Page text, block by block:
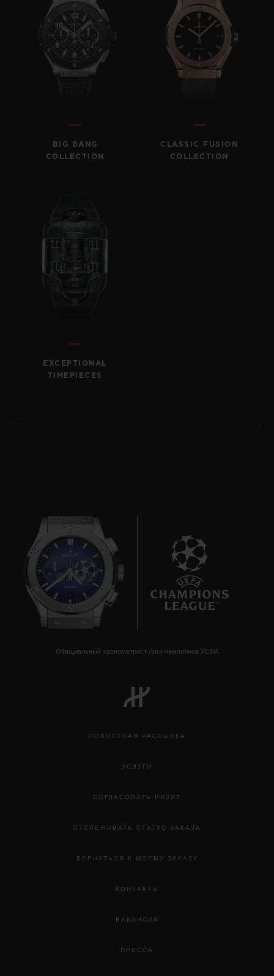
BIG BANG
COLLECTION
CLASSIC FUSION
COLLECTION
EXCEPTIONAL
TIMEPIECES
Официальный хронометрист Лиги чемпионов УЕФА
НОВОСТНАЯ РАССЫЛКА
УСЛУГИ
СОГЛАСОВАТЬ ВИЗИТ
ОТСЛЕЖИВАТЬ СТАТУС ЗАКАЗА
ВЕРНУТЬСЯ К МОЕМУ ЗАКАЗУ
КОНТАКТЫ
ВАКАНСИИ
ПРЕССА